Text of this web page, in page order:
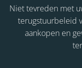
Niet tevreden met
terugstuurbeleid
aankopen en